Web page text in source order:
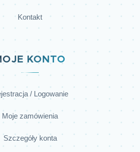
Kontakt
KONTO
/ Logowanie
Moje zamówienia
Szczegóły konta